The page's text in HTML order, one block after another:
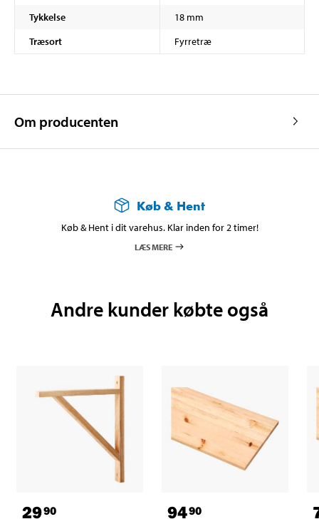
Tykkelse
18 mm
Træsort
Fyrretræ
Om producenten
Køb & Hent
Køb & Hent i dit varehus. Klar inden for 2 timer!
LÆS MERE
Andre kunder købte også
2990 9490